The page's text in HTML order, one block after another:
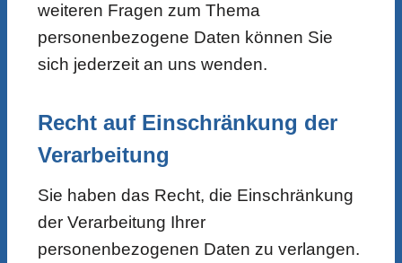
weiteren Fragen zum Thema
personenbezogene Daten können Sie
sich jederzeit an uns wenden.
Recht auf Einschränkung der
Verarbeitung
Sie haben das Recht, die Einschränkung
der Verarbeitung Ihrer
personenbezogenen Daten zu verlangen.